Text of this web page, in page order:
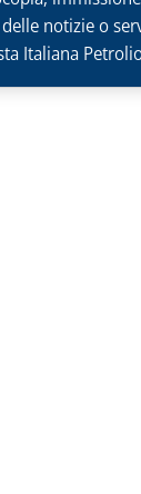
notizie o
Italiana